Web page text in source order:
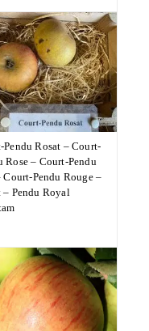
Pendu Rosat – Court-
Rose – Court-Pendu
Court-Pendu Rouge –
– Pendu Royal